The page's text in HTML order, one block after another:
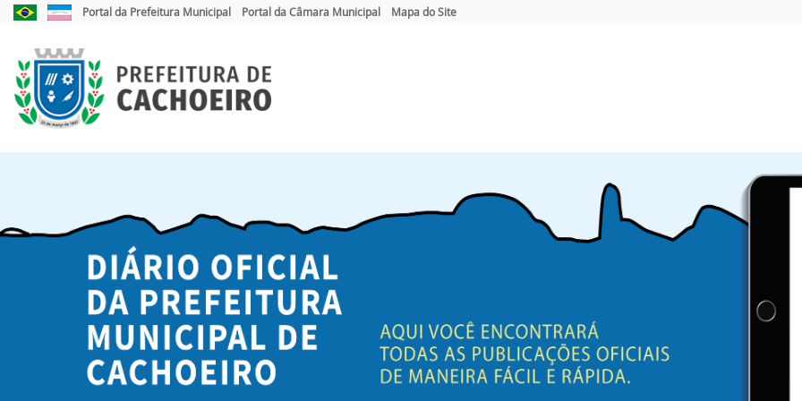
Link
externo
Portal
Brasil
Link
externo
Portal
do
Governo
do
Estado
do
Portal da Prefeitura Municipal Portal da Câmara Municipal Mapa do Site